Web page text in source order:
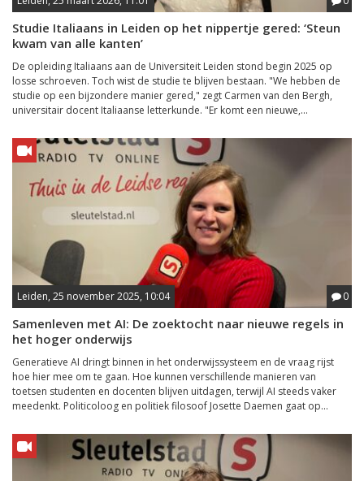
Studie Italiaans in Leiden op het nippertje gered: ‘Steun
kwam van alle kanten’
De opleiding Italiaans aan de Universiteit Leiden stond begin 2025 op
losse schroeven. Toch wist de studie te blijven bestaan. "We hebben de
studie op een bijzondere manier gered," zegt Carmen van den Bergh,
universitair docent Italiaanse letterkunde. "Er komt een nieuwe,...
Leiden, 25 november 2025, 10:04 0
Samenleven met AI: De zoektocht naar nieuwe regels in
het hoger onderwijs
Generatieve AI dringt binnen in het onderwijssysteem en de vraag rijst
hoe hier mee om te gaan. Hoe kunnen verschillende manieren van
toetsen studenten en docenten blijven uitdagen, terwijl AI steeds vaker
meedenkt. Politicoloog en politiek filosoof Josette Daemen gaat op...